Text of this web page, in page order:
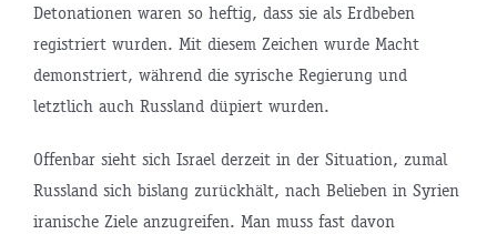
Detonationen waren so heftig, dass sie als Erdbeben
registriert wurden. Mit diesem Zeichen wurde Macht
demonstriert, während die syrische Regierung und
letztlich auch Russland düpiert wurden.
Offenbar sieht sich Israel derzeit in der Situation, zumal
Russland sich bislang zurückhält, nach Belieben in Syrien
iranische Ziele anzugreifen. Man muss fast davon